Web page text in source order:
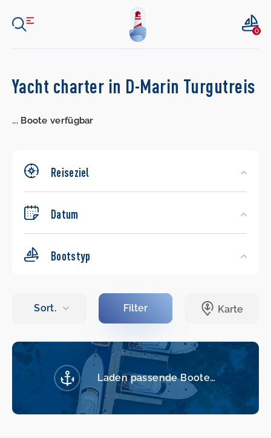
0
Search
Yacht charter in D-Marin Turgutreis
...Boote verfügbar
Reiseziel
Datum
Bootstyp
Laden passende Boote…